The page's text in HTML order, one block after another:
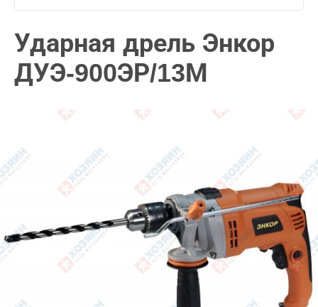
Ударная дрель Энкор
ДУЭ-900ЭР/13М